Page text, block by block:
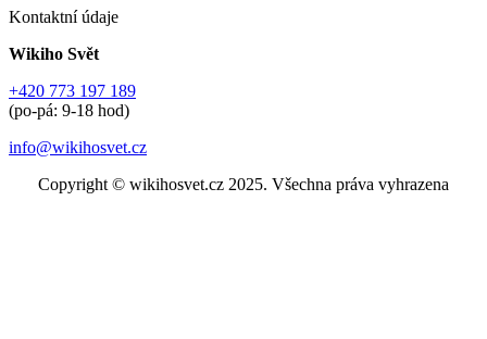
Kontaktní údaje
Wikiho Svět
+420 773 197 189
(po-pá: 9-18 hod)
info@wikihosvet.cz
Copyright © wikihosvet.cz 2025. Všechna práva vyhrazena